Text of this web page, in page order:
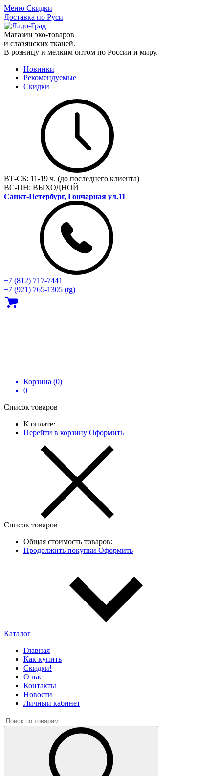
Меню Скидки
Доставка по Руси
Магазин эко-товаров
и славянских тканей.
В розницу и мелким оптом по России и миру.
Новинки
Рекомендуемые
Скидки
ВТ-СБ: 11-19 ч. (до последнего клиента)
ВС-ПН: ВЫХОДНОЙ
Санкт-Петербург, Гончарная ул.11
+7 (812) 717‑7441
+7 (921) 765-1305 (tg)
Корзина (0)
0
Список товаров
К оплате:
Перейти в корзину Оформить
Список товаров
Общая стоимость товаров:
Продолжить покупки Оформить
Каталог
Главная
Как купить
Скидки!
О нас
Контакты
Новости
Личный кабинет